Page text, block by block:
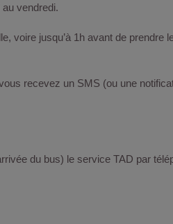
au vendredi.
voire jusqu’à 1h avant de
recevez un SMS (ou une
du bus) le service TAD par